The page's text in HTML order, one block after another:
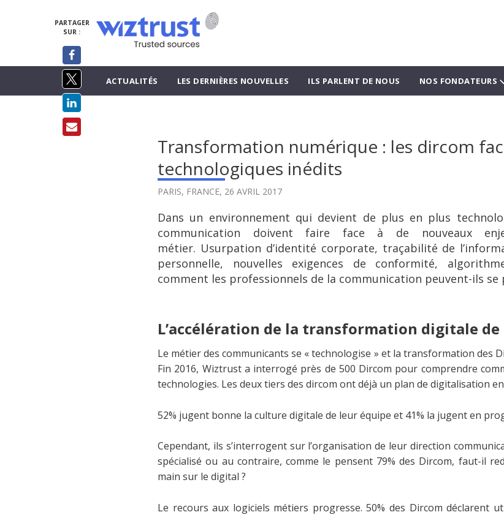
ACTUALITÉS LES DERNIÈRES NOUVELLES ILS PARLENT DE NOUS NOS FONDATEURS
Transformation numérique : les dircom
technologiques inédits
PARIS, FRANCE, 26 AVRIL 2017
Dans un environnement qui devient de plus en plus
communication doivent faire face à de nouveaux
métier. Usurpation d’identité corporate, traçabilité de
personnelle, nouvelles exigences de conformité,
comment les professionnels de la communication peuvent-ils
PARTAGER
SUR :
L’accélération de la transformation digitale
Le métier des communicants se « technologise » et la transformation des
Fin 2016, Wiztrust a interrogé près de 500 Dircom pour comprendre
technologies. Les deux tiers des dircom ont déjà un plan de digitalisation
52% jugent bonne la culture digitale de leur équipe et 41% la jugent en
Cependant, ils s’interrogent sur l’organisation de leur direction
spécialisé ou au contraire, comme le pensent 79% des Dircom, faut-il
main sur le digital ?
Le recours aux logiciels métiers progresse. 50% des Dircom déclarent